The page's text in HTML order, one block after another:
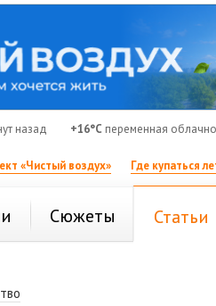
назад +16°C переменная
«Чистый воздух» Где купаться
Сюжеты Статьи